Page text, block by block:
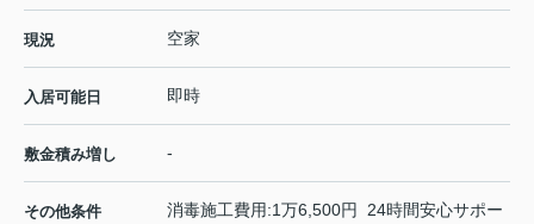
現況 空家
入居可能日 即時
敷金積み増し -
その他条件
消毒施工費用:1万6,500円 24時間安心サポー